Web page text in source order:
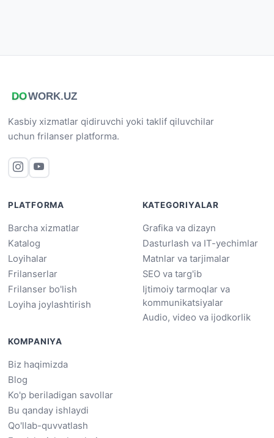
Kasbiy xizmatlar qidiruvchi yoki taklif qiluvchilar
uchun frilanser platforma.
PLATFORMA
Barcha xizmatlar
Katalog
Loyihalar
Frilanserlar
Frilanser bo'lish
Loyiha joylashtirish
KATEGORIYALAR
Grafika va dizayn
Dasturlash va IT-yechimlar
Matnlar va tarjimalar
SEO va targ'ib
Ijtimoiy tarmoqlar va
kommunikatsiyalar
Audio, video va ijodkorlik
KOMPANIYA
Biz haqimizda
Blog
Ko'p beriladigan savollar
Bu qanday ishlaydi
Qo'llab-quvvatlash